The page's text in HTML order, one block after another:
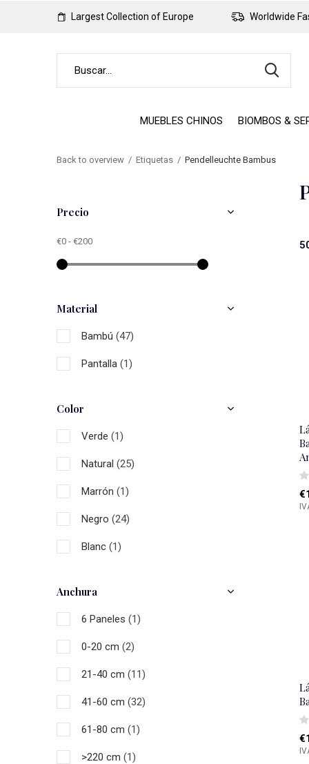
MUEBLES CHINOS BIOMBOS &
Largest Collection of Europe Worldwide
Back to overview Etiquetas Pendelleuchte Bambus
Precio
€0 - €200
Material
Bambú (47)
Pantalla (1)
Color
Verde (1)
Natural (25)
Marrón (1)
Negro (24)
Blanc (1)
Anchura
6 Paneles (1)
0-20 cm (2)
21-40 cm (11)
41-60 cm (32)
61-80 cm (1)
>220 cm (1)